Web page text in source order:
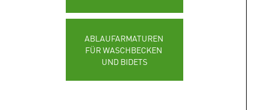
ABLAUFARMATUREN
FÜR WASCHBECKEN
UND BIDETS